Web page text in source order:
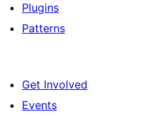
Plugins
Patterns
Get Involved
Events